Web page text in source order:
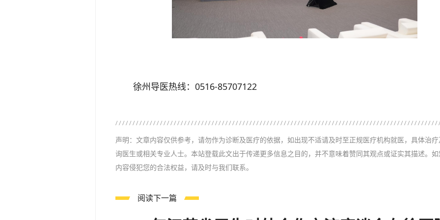
徐州导医热线：0516-85707122
声明：文章内容仅供参考，请勿作为诊断及医疗的依据，如出现不适请及时至正规医疗机构就医，具体治
询医生或相关专业人士。本站登载此文出于传递更多信息之目的，并不意味着赞同其观点或证实其描述。
内容侵犯您的合法权益，请及时与我们联系。
阅读下一篇